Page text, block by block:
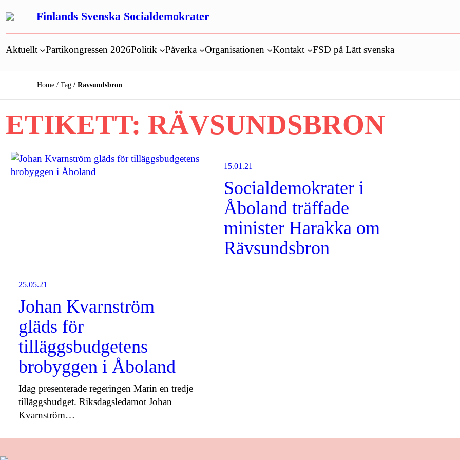
till
innehåll
Finlands Svenska Socialdemokrater
Aktuellt
Partikongressen 2026Politik Påverka Organisationen Kontakt FSD på Lätt svenska
Home Tag Ravsundsbron
ETIKETT: RÄVSUNDSBRON
25.05.21
Johan Kvarnström
gläds för
tilläggsbudgetens
brobyggen i Åboland
Idag presenterade regeringen Marin en tredje
tilläggsbudget. Riksdagsledamot Johan
Kvarnström…
15.01.21
Socialdemokrater i
Åboland träffade
minister Harakka om
Rävsundsbron